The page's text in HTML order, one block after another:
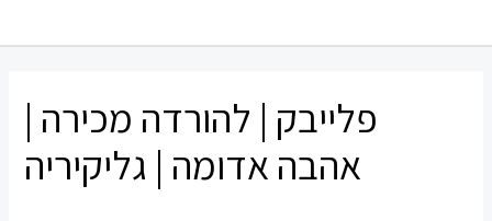
פלייבק | להורדה מכירה |
אהבה אדומה | גליקיריה